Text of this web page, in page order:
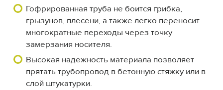
Гофрированная труба не боится грибка,
грызунов, плесени, а также легко переносит
многократные переходы через точку
замерзания носителя.
Высокая надежность материала позволяет
прятать трубопровод в бетонную стяжку или в
слой штукатурки.